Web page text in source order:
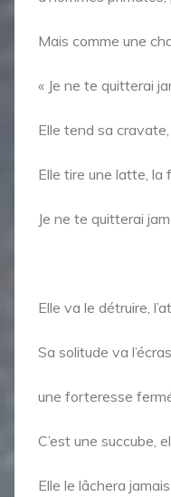
Mais comme une
« Je ne te quitterai
Elle tend sa
Elle tire une latte, la
Je ne te quitterai
Elle va le détruire,
Sa solitude va
une forteresse
C’est une succube,
Elle le lâchera